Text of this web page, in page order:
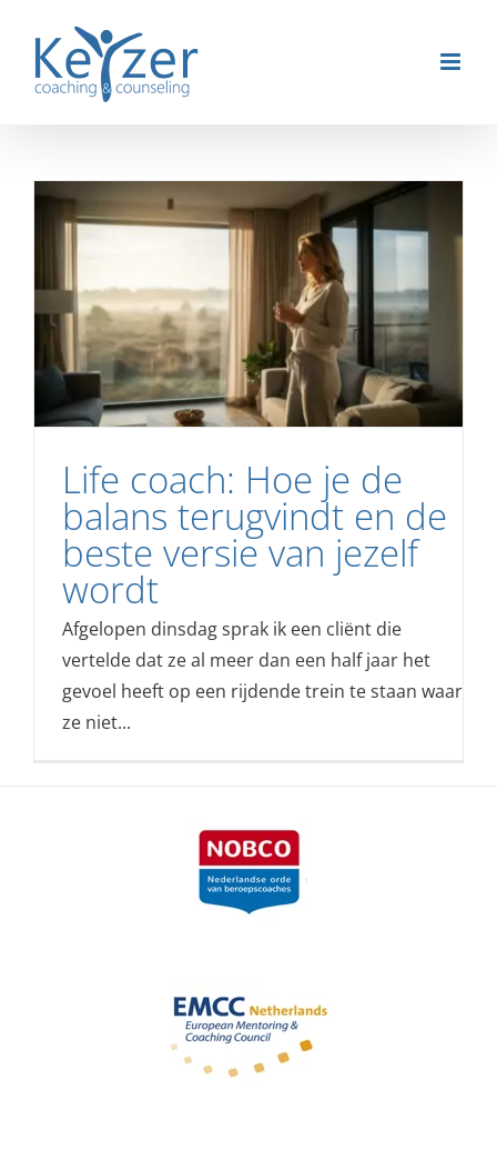
naar
inhoud
Life coach: Hoe je de
balans terugvindt en de
beste versie van jezelf
wordt
Afgelopen dinsdag sprak ik een cliënt die
vertelde dat ze al meer dan een half jaar het
gevoel heeft op een rijdende trein te staan waar
ze niet...